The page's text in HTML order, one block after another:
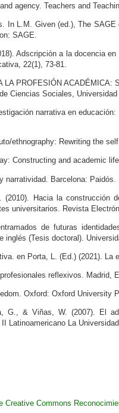
agency. Teachers and
In L.M. Given (ed.), The
SAGE.
Adscripción a la docencia
22(1), 73-81.
LA PROFESIÓN
Ciencias Sociales,
narrativa en
ethnography: Rewriting the
Constructing and academic
narratividad. Barcelona: Paidós.
Hacia la construcción
universitarios. Revista
de futuras
inglés (Tesis doctoral).
en Porta, L. (Ed.) (2021). La
reflexivos. Madrid,
Oxford: Oxford University
G., & Viñas, W. (2007). El
Latinoamericano La
Creative Commons